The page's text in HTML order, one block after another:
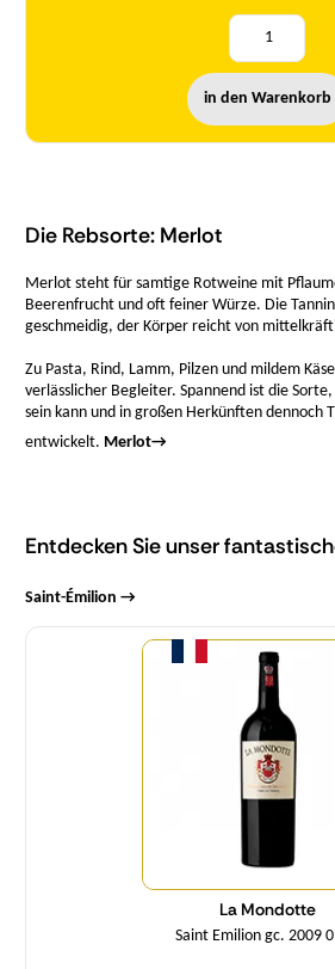
in den Warenkorb
Die Rebsorte: Merlot
Merlot steht für samtige Rotweine mit
Beerenfrucht und oft feiner Würze. Die
geschmeidig, der Körper reicht von
Zu Pasta, Rind, Lamm, Pilzen und mildem
verlässlicher Begleiter. Spannend ist die
sein kann und in großen Herkünften dennoch
entwickelt. Merlot→
Entdecken Sie unser
Saint-Émilion →
La Mondotte
Saint Emilion gc. 2009
Menge